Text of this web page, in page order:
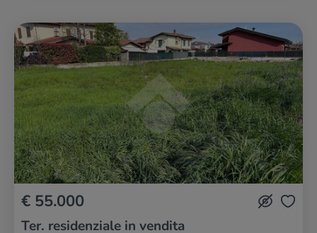
€ 55.000
Ter. residenziale in vendita